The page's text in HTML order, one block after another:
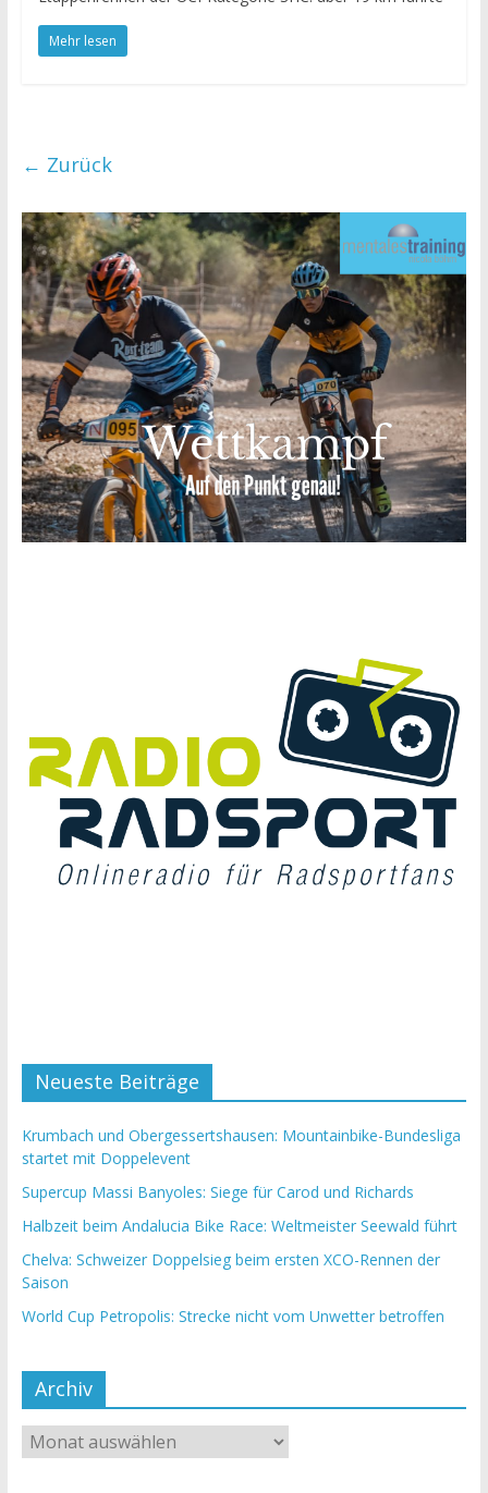
Mehr lesen
← Zurück
Neueste Beiträge
Krumbach und Obergessertshausen: Mountainbike-Bundesliga
startet mit Doppelevent
Supercup Massi Banyoles: Siege für Carod und Richards
Halbzeit beim Andalucia Bike Race: Weltmeister Seewald führt
Chelva: Schweizer Doppelsieg beim ersten XCO-Rennen der
Saison
World Cup Petropolis: Strecke nicht vom Unwetter betroffen
Archiv